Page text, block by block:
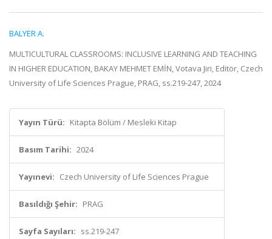
BALYER A.
MULTICULTURAL CLASSROOMS: INCLUSIVE LEARNING AND TEACHING
IN HIGHER EDUCATION, BAKAY MEHMET EMİN, Votava Jiri, Editör, Czech
University of Life Sciences Prague, PRAG, ss.219-247, 2024
Yayın Türü: Kitapta Bölüm / Mesleki Kitap
Basım Tarihi: 2024
Yayınevi: Czech University of Life Sciences Prague
Basıldığı Şehir: PRAG
Sayfa Sayıları: ss.219-247